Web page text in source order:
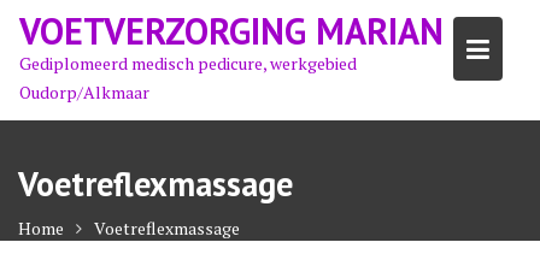
Ga
naar
inhoud
VOETVERZORGING MARIAN
Gediplomeerd medisch pedicure, werkgebied
Oudorp/Alkmaar
Voetreflexmassage
Home Voetreflexmassage